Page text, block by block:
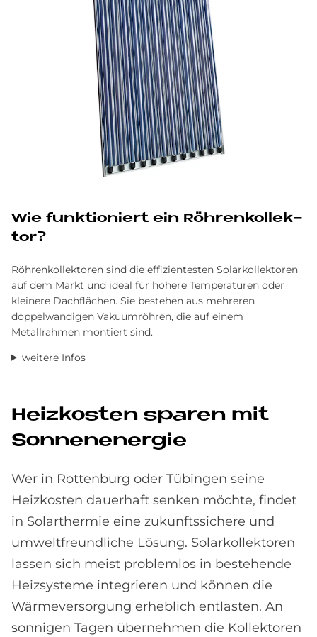
Wie funk­tio­niert ein Röh­ren­kol­lek­
tor?
Röhrenkollektoren sind die effizientesten Solarkollektoren
auf dem Markt und ideal für höhere Temperaturen oder
kleinere Dachflächen. Sie bestehen aus mehreren
doppelwandigen Vakuumröhren, die auf einem
Metallrahmen montiert sind.
weitere Infos
Heiz­ko­sten spa­ren mit
Son­nen­en­er­gie
Wer in Rottenburg oder Tübingen seine
Heizkosten dauerhaft senken möchte, findet
in Solarthermie eine zukunftssichere und
umweltfreundliche Lösung. Solarkollektoren
lassen sich meist problemlos in bestehende
Heizsysteme integrieren und können die
Wärmeversorgung erheblich entlasten. An
sonnigen Tagen übernehmen die Kollektoren